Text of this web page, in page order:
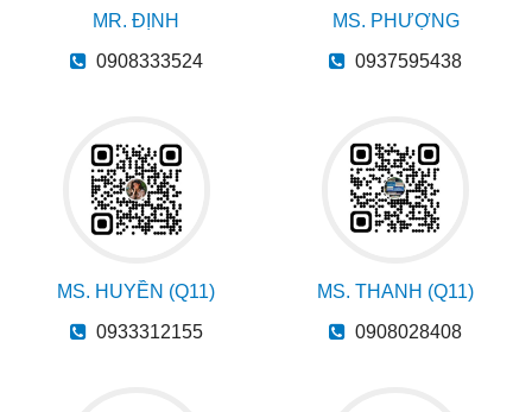
MR. ĐỊNH
0908333524
MS. PHƯỢNG
0937595438
MS. HUYỀN (Q11)
0933312155
MS. THANH (Q11)
0908028408